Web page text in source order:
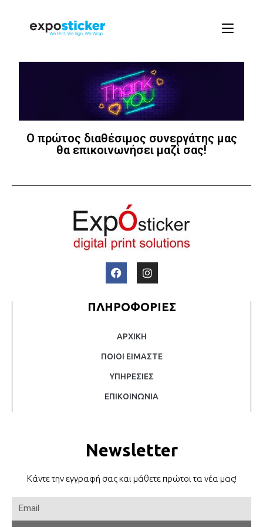
Ο πρώτος διαθέσιμος συνεργάτης μας
θα επικοινωνήσει μαζί σας!
ΠΛΗΡΟΦΟΡΙΕΣ
ΑΡΧΙΚΗ
ΠΟΙΟΙ ΕΙΜΑΣΤΕ
ΥΠΗΡΕΣΙΕΣ
ΕΠΙΚΟΙΝΩΝΙΑ
Newsletter
Κάντε την εγγραφή σας και μάθετε πρώτοι τα νέα μας!